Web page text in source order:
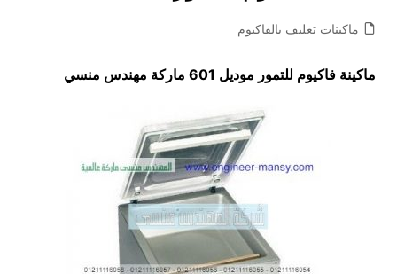
ماكينات تغليف بالفاكيوم
ماكينة فاكيوم للتمور موديل 601 ماركة مهندس منسي